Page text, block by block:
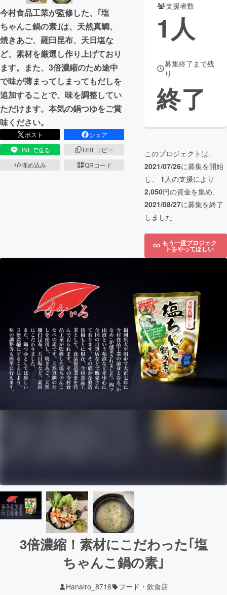
CAMPFIRE for Social Good
CAMPFIRE Creation
CAMPFIREふるさと納税
コミュニティ
今村食品工業が監修した、｢塩
ちゃんこ鍋の素｣は、天然真鯛、
焼きあご、羅臼昆布、天日塩な
ど、素材を厳選し作り上げており
ます。また、3倍濃縮のため途中
で味が薄まってしまってもだしを
追加することで、味を調整してい
ただけます。本気の鍋つゆをご賞
味ください。
ポスト
シェア
LINEで送る
URLコピー
埋め込み
QRコード
支援者数
1人
募集終了まで残
り
終了
このプロジェクトは、
2021/07/26に募集を開始
し、 1 人の支援により
2,050円の資金を集め、
2021/08/27に募集を終了
しました
もう一度プロジェク
トをやってほしい
3倍濃縮！素材にこだわった｢塩
ちゃんこ鍋の素｣
Hanairo_8716 フード・飲食店